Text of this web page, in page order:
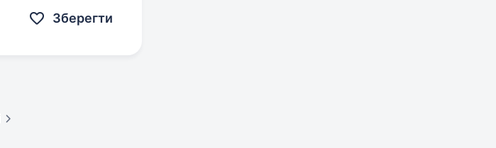
Зберегти